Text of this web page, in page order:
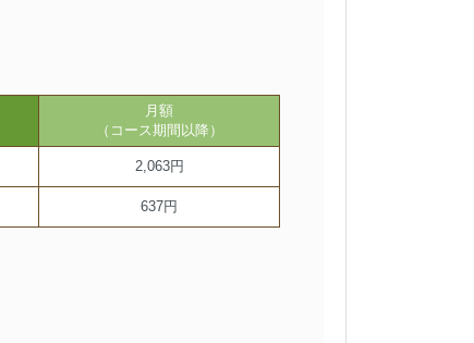
月額
（コース期間以降）
2,063円
637円